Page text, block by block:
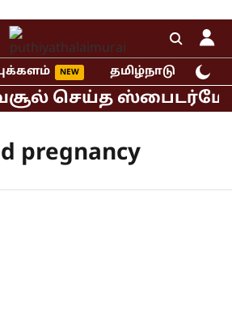
தமிழ்நாடு
செய்த
pregnancy